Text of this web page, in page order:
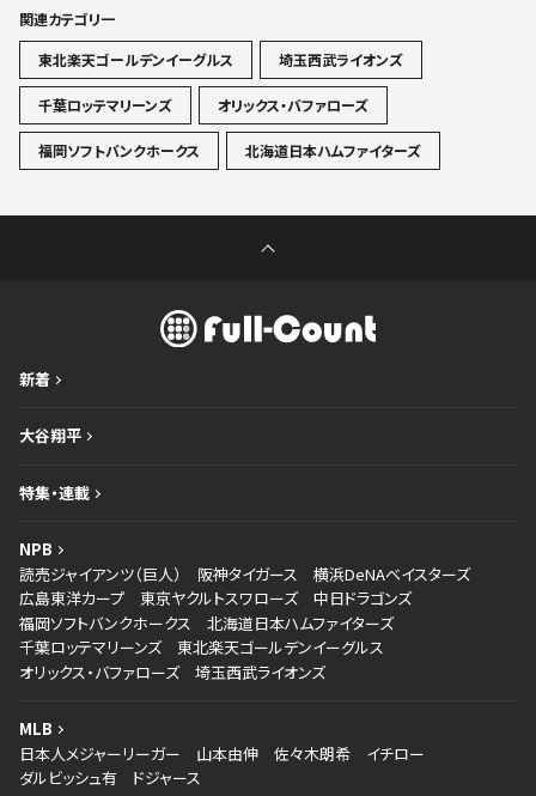
関連カテゴリ一
東北楽天ゴールデンイーグルス
埼玉西武ライオンズ
千葉ロッテマリーンズ オリックス・バファローズ
福岡ソフトバンクホークス 北海道日本ハムファイターズ
新着
大谷翔平
特集・連載
NPB
読売ジャイアンツ（巨人）
阪神タイガース
横浜DeNAベイスターズ
広島東洋カープ
東京ヤクルトスワローズ
中日ドラゴンズ
福岡ソフトバンクホークス
北海道日本ハムファイターズ
千葉ロッテマリーンズ
東北楽天ゴールデンイーグルス
オリックス・バファローズ
埼玉西武ライオンズ
MLB
日本人メジャーリーガー
山本由伸 佐々木朗希
イチロー
ダルビッシュ有
ドジャース